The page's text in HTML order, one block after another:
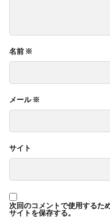
名前 ※
メール※
サイト
次回のコメントで使用するた
サイトを保存する。